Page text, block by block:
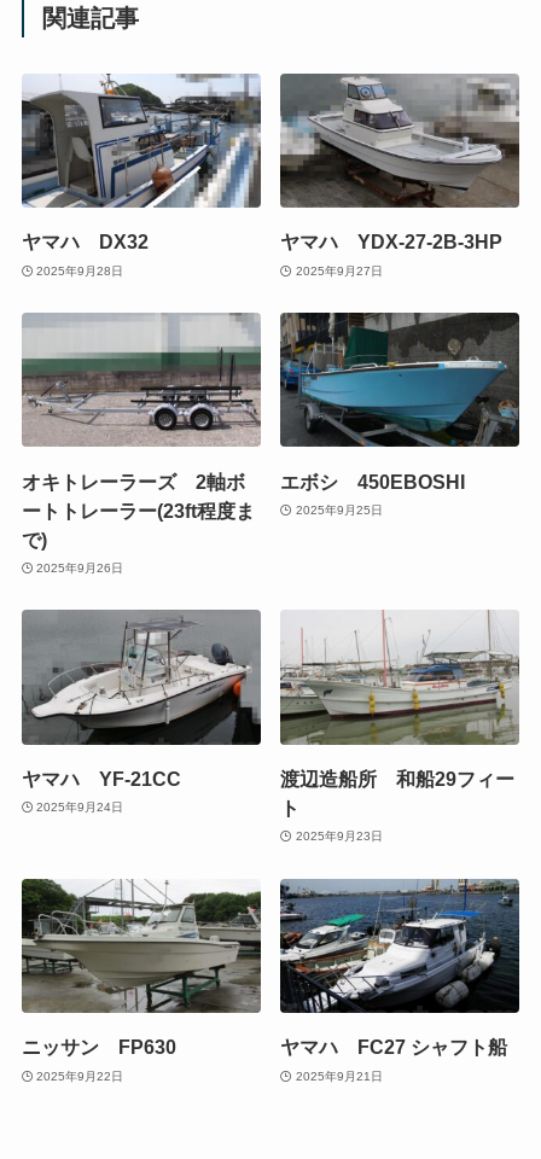
関連記事
ヤマハ DX32
2025年9月28日
ヤマハ YDX-27-2B-3HP
2025年9月27日
オキトレーラーズ 2軸ボ
ートトレーラー(23ft程度ま
で)
2025年9月26日
エボシ 450EBOSHI
2025年9月25日
ヤマハ YF-21CC
2025年9月24日
渡辺造船所 和船29フィー
ト
2025年9月23日
ニッサン FP630
2025年9月22日
ヤマハ FC27 シャフト船
2025年9月21日